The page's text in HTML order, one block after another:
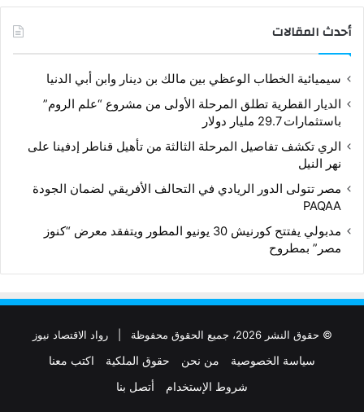
أحدث المقالات
سيميائية الخطاب الوعظي بين مالك بن دينار وابن أبي الدنيا
الديار القطرية تطلق المرحلة الأولى من مشروع “علم الروم”
باستثمارات 29.7 مليار دولار
الري تكشف تفاصيل المرحلة الثالثة من تأهيل قناطر إدفينا على
نهر النيل
مصر تتولى الدور الريادي في التحالف الأفريقي لضمان الجودة
PAQAA
مدبولي يفتتح كورنيش 30 يونيو المطور ويتفقد معرض “كنوز
مصر” بمطروح
© حقوق النشر 2026، جميع الحقوق محفوظة | رواد الاقتصاد نيوز
سياسة الخصوصية من نحن حقوق الملكية
اكتب معنا
شروط الإستخدام
أتصل بنا